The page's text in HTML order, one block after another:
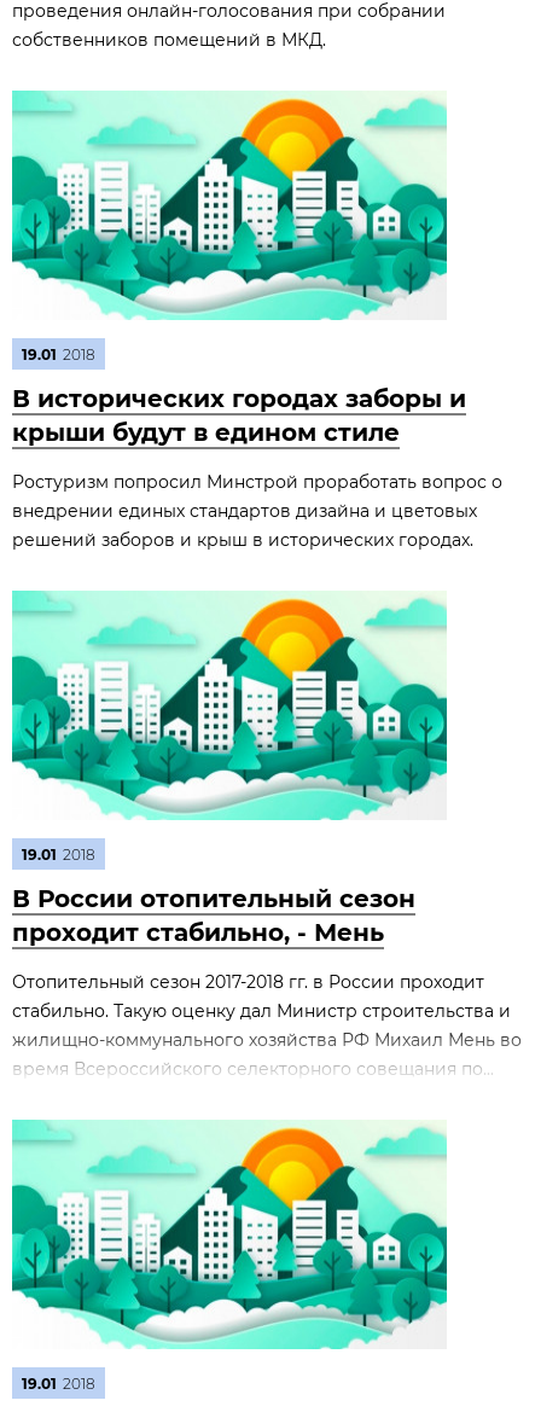
проведения онлайн-голосования при собрании
собственников помещений в МКД.
19.01 2018
В исторических городах заборы и
крыши будут в едином стиле
Ростуризм попросил Минстрой проработать вопрос о
внедрении единых стандартов дизайна и цветовых
решений заборов и крыш в исторических городах.
19.01 2018
В России отопительный сезон
проходит стабильно, - Мень
Отопительный сезон 2017-2018 гг. в России проходит
стабильно. Такую оценку дал Министр строительства и
жилищно-коммунального хозяйства РФ Михаил Мень во
время Всероссийского селекторного совещания по...
19.01 2018